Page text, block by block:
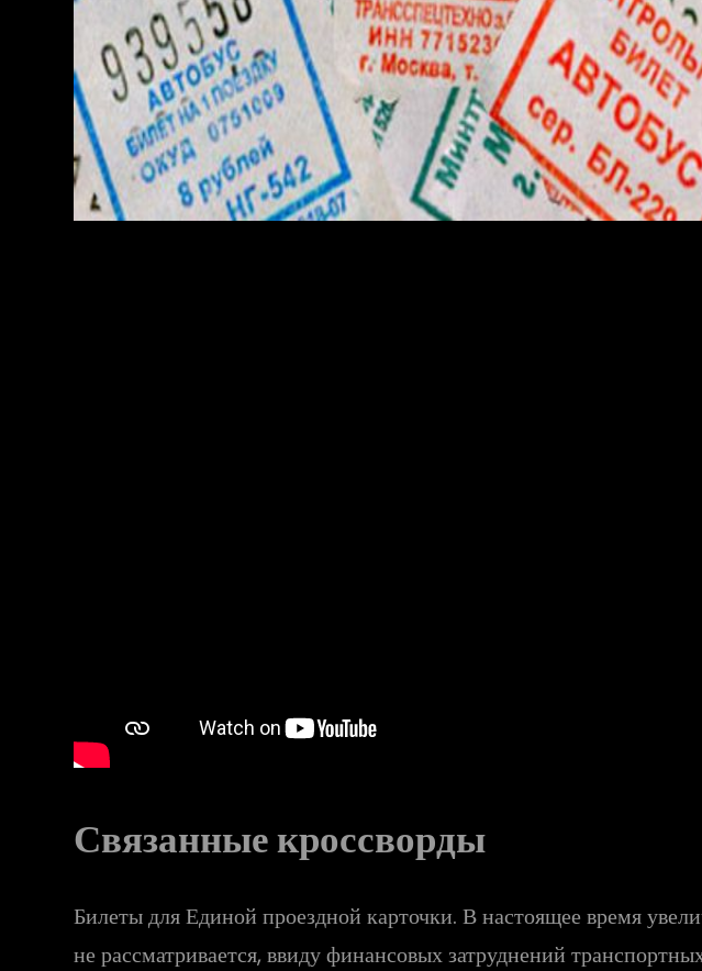
Связанные кроссворды
Билеты для Единой проездной карточки. В настоящее время
не рассматривается, ввиду финансовых затруднений